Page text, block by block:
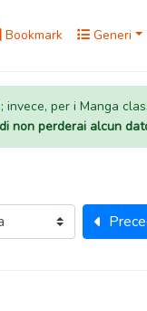
Bookmark Generi
invece, per i Manga
non perderai alcun